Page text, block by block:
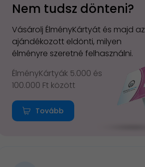
Nem tudsz dönteni?
Vásárolj ÉlményKártyát és majd az
ajándékozott eldönti, milyen
élményre szeretné felhasználni.
ÉlményKártyák 5.000 és
100.000 Ft között
Tovább